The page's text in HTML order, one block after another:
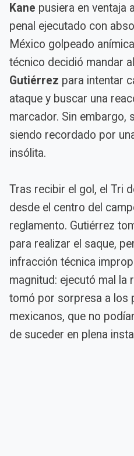
Kane pusiera en ventaja
penal ejecutado con
México golpeado
técnico decidió mandar
Gutiérrez para intentar
ataque y buscar una
marcador. Sin embargo,
siendo recordado por
insólita.
Tras recibir el gol, el Tri
desde el centro del
reglamento. Gutiérrez
para realizar el saque,
infracción técnica
magnitud: ejecutó mal la
tomó por sorpresa a los
mexicanos, que no
de suceder en plena